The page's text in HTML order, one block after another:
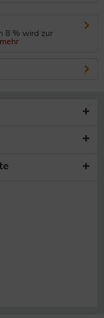
8 % wird zur
mehr